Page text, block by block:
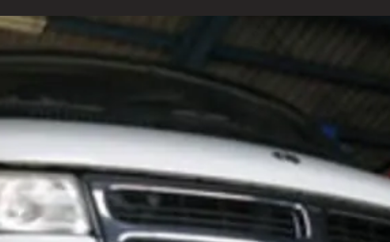
電話・メールなどのご連絡方法意外にも、オンラインでのご相談も可能です。
お問い合わせフォームにて、オンラインでのご連絡をご希望ください。